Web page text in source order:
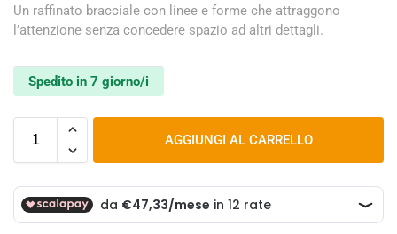
Un raffinato bracciale con linee e forme che attraggono
l’attenzione senza concedere spazio ad altri dettagli.
Spedito in 7 giorno/i
AGGIUNGI AL CARRELLO